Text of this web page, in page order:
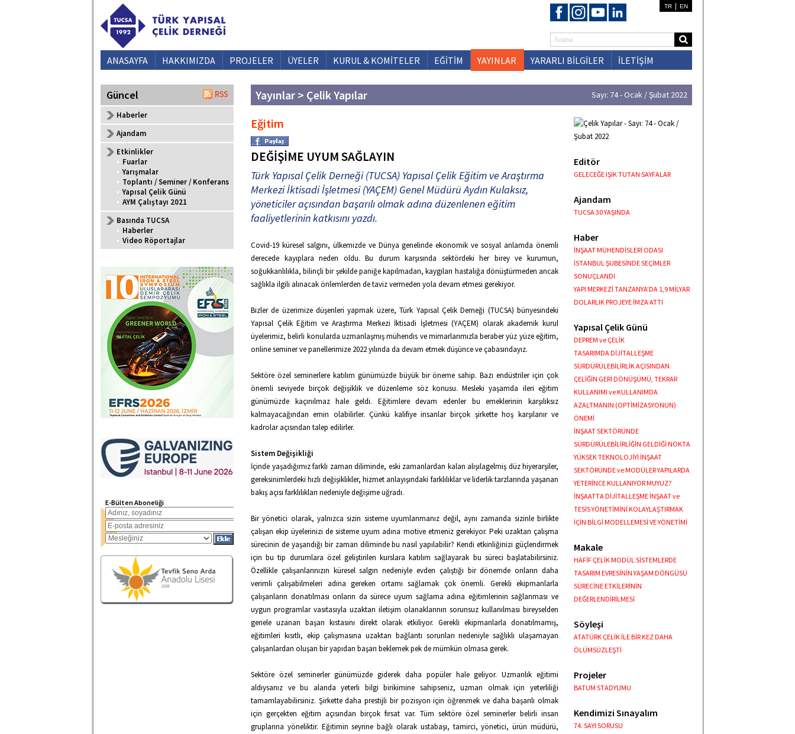
TR EN
ANASAYFA HAKKIMIZDA PROJELER ÜYELER KURUL & KOMİTELER EĞİTİM YAYINLAR YARARLI BİLGİLER İLETİŞİM
Güncel
Haberler
Ajandam
Etkinlikler
• Fuarlar
• Yarışmalar
• Toplantı / Seminer / Konferans
• Yapısal Çelik Günü
• AYM Çalıştayı 2021
Basında TUCSA
• Haberler
• Video Röportajlar
E-Bülten Aboneliği
Yayınlar > Çelik Yapılar Sayı: 74 - Ocak / Şubat 2022
Eğitim
DEĞİŞİME UYUM SAĞLAYIN
Türk Yapısal Çelik Derneği (TUCSA) Yapısal Çelik Eğitim ve Araştırma
Merkezi İktisadi İşletmesi (YAÇEM) Genel Müdürü Aydın Kulaksız,
yöneticiler açısından başarılı olmak adına düzenlenen eğitim
faaliyetlerinin katkısını yazdı.
Covid-19 küresel salgını, ülkemizde ve Dünya genelinde ekonomik ve sosyal anlamda önemli
derecede kayıplara neden oldu. Bu durum karşısında sektördeki her birey ve kurumun,
soğukkanlılıkla, bilinçli bir şekilde paniğe kapılmadan, kaygıları hastalığa dönüştürmeden ancak
sağlıkla ilgili alınacak önlemlerden de taviz vermeden yola devam etmesi gerekiyor.
Bizler de üzerimize düşenleri yapmak üzere, Türk Yapısal Çelik Derneği (TUCSA) bünyesindeki
Yapısal Çelik Eğitim ve Araştırma Merkezi İktisadi İşletmesi (YAÇEM) olarak akademik kurul
üyelerimiz, belirli konularda uzmanlaşmış mühendis ve mimarlarımızla beraber yüz yüze eğitim,
online seminer ve panellerimize 2022 yılında da devam etmek düşünce ve çabasındayız.
Sektöre özel seminerlere katılım günümüzde büyük bir öneme sahip. Bazı endüstriler için çok
önemli seviyede birçok değişiklik ve düzenleme söz konusu. Mesleki yaşamda ileri eğitim
günümüzde kaçınılmaz hale geldi. Eğitimlere devam edenler bu emeklerinin karşılıksız
kalmayacağından emin olabilirler. Çünkü kalifiye insanlar birçok şirkette hoş karşılanır ve
kadrolar açısından talep edilirler.
Sistem Değişikliği
İçinde yaşadığımız farklı zaman diliminde, eski zamanlardan kalan alışılagelmiş düz hiyerarşiler,
gereksinimlerdeki hızlı değişiklikler, hizmet anlayışındaki farklılıklar ve liderlik tarzlarında yaşanan
bakış açısı farklılıkları nedeniyle değişime uğradı.
Bir yönetici olarak, yalnızca sizin sisteme uyumlanmanız değil, aynı zamanda sizinle birlikte
çalışan ekip üyelerinizi de sisteme uyum adına motive etmeniz gerekiyor. Peki uzaktan çalışma
sürecinin de yaşandığı bir zaman diliminde bu nasıl yapılabilir? Kendi etkinliğinizi güçlendirmek
için bu tip durumlara özel geliştirilen kurslara katılım sağlayarak bu süreci başlatabilirsiniz.
Özellikle çalışanlarınızın küresel salgın nedeniyle evden çalıştığı bir dönemde onların daha
verimli çalışabilmeleri adına gereken ortamı sağlamak çok önemli. Gerekli ekipmanlarla
çalışanların donatılması onların da sürece uyum sağlama adına eğitimlerinin sağlanması ve
uygun programlar vasıtasıyla uzaktan iletişim olanaklarının sorunsuz kullanılması bireyselden
genele uzanan başarı kıstasını direkt olarak etkiliyor. Gerekli ekipmanlarla donatılmamış,
eğitimleri kısıtlı, ekip çalışmasına uzaktan bağlantı sorunları nedeniyle sağlıklı ulaşamayan
çalışanlardan oluşan bir yapıdan başarı beklemek pek de mümkün olmasa gerek.
Sektöre özel seminerler günümüzde giderek daha popüler hale geliyor. Uzmanlık eğitimi
aldıysanız ve bu alanda yeterli bilgi birikimine sahipseniz, uzman olmak için yeterliliği
tamamlayabilirsiniz. Şirkette daha prestijli bir pozisyon için öğrenmek ve daha başarılı olmak
için gerçekten eğitim açısından birçok fırsat var. Tüm sektöre özel seminerler belirli insan
gruplarına yöneliktir. Eğitimin seyrine bağlı olarak ustabaşı, tamirci, yönetici, ürün müdürü,
Editör
GELECEĞE IŞIK TUTAN SAYFALAR
Ajandam
TUCSA 30 YAŞINDA
Haber
İNŞAAT MÜHENDİSLERİ ODASI
İSTANBUL ŞUBESİNDE SEÇİMLER
SONUÇLANDI
YAPI MERKEZİ TANZANYA’DA 1,9 MİLYAR
DOLARLIK PROJEYE İMZA ATTI
Yapısal Çelik Günü
DEPREM ve ÇELİK
TASARIMDA DİJİTALLEŞME
SÜRDÜRÜLEBİLİRLİK AÇISINDAN
ÇELİĞİN GERİ DÖNÜŞÜMÜ, TEKRAR
KULLANIMI ve KULLANIMDA
AZALTMANIN (OPTİMİZASYONUN)
ÖNEMİ
İNŞAAT SEKTÖRÜNDE
SÜRDÜRÜLEBİLİRLİĞİN GELDİĞİ NOKTA
YÜKSEK TEKNOLOJİYİ İNŞAAT
SEKTÖRÜNDE ve MODÜLER YAPILARDA
YETERİNCE KULLANIYOR MUYUZ?
İNŞAATTA DİJİTALLEŞME İNŞAAT ve
TESİS YÖNETİMİNİ KOLAYLAŞTIRMAK
İÇİN BİLGİ MODELLEMESİ VE YÖNETİMİ
Makale
HAFİF ÇELİK MODÜL SİSTEMLERDE
TASARIM EVRESİNİN YAŞAM DÖNGÜSÜ
SÜRECİNE ETKİLERİNİN
DEĞERLENDİRİLMESİ
Söyleşi
ATATÜRK ÇELİK İLE BİR KEZ DAHA
ÖLÜMSÜZLEŞTİ
Projeler
BATUM STADYUMU
Kendimizi Sınayalım
74. SAYI SORUSU